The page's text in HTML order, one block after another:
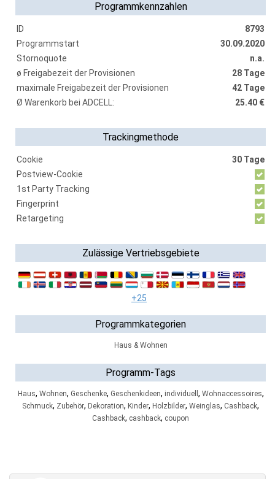
Programmkennzahlen
ID
8793
Programmstart
30.09.2020
Stornoquote
n.a.
ø Freigabezeit der Provisionen
28 Tage
maximale Freigabezeit der Provisionen
42 Tage
Ø Warenkorb bei ADCELL:
25.40 €
Trackingmethode
Cookie
30 Tage
Postview-Cookie
1st Party Tracking
Fingerprint
Retargeting
Zulässige Vertriebsgebiete
+25
Programmkategorien
Haus & Wohnen
Programm-Tags
Haus, Wohnen, Geschenke, Geschenkideen, individuell , Wohnaccessoires,
Schmuck, Zubehör, Dekoration, Kinder, Holzbilder, Weinglas, Cashback,
Cashback, cashback, coupon